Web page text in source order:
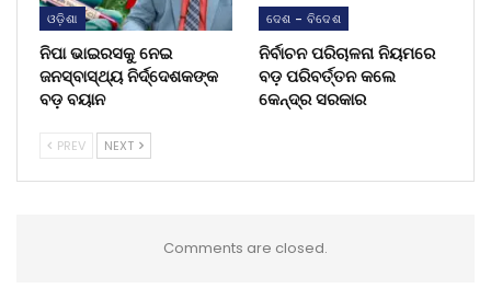
ଓଡ଼ିଶା
ନିପା ଭାଇରସକୁ ନେଇ
ଜନସ୍ବାସ୍ଥ୍ୟ ନିର୍ଦ୍ଦେଶକଙ୍କ
ବଡ଼ ବୟାନ
ଦେଶ - ବିଦେଶ
ନିର୍ବାଚନ ପରିଚାଳନା ନିୟମରେ
ବଡ଼ ପରିବର୍ତ୍ତନ କଲେ
କେନ୍ଦ୍ର ସରକାର
PREV NEXT
Comments are closed.